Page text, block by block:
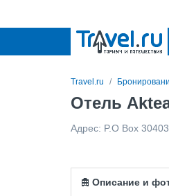
Travel.ru
Отель
Адрес: P.O Box 30403
Описание и